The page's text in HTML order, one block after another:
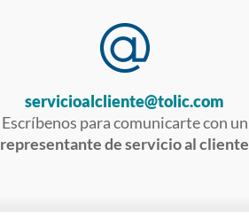
servicioalcliente@tolic.com
Escríbenos para comunicarte con un
representante de servicio al cliente